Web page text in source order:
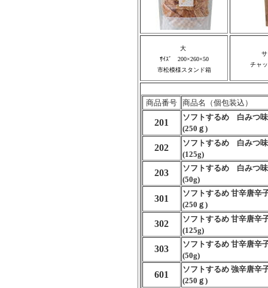
大
ｻｲｽﾞ 200×260×50
市松模様スタンド箱
サ
チャ
商品番号 商品名（個包装込）
201
ソフトするめ 白みつ
(250ｇ)
202
ソフトするめ 白みつ
(125g)
203
ソフトするめ 白みつ
(50g)
301
ソフトするめ 甘辛唐辛
(250ｇ)
302
ソフトするめ 甘辛唐辛
(125g)
303
ソフトするめ 甘辛唐辛
(50g)
601
ソフトするめ 強辛唐辛
(250ｇ)